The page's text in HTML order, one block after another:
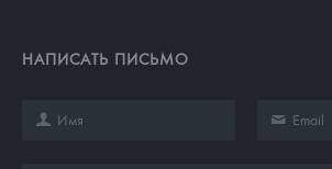
НАПИСАТЬ ПИСЬМО